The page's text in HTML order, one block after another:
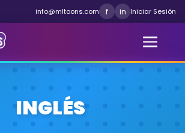
info@mltoons.com f in Iniciar Sesión
INGLÉS